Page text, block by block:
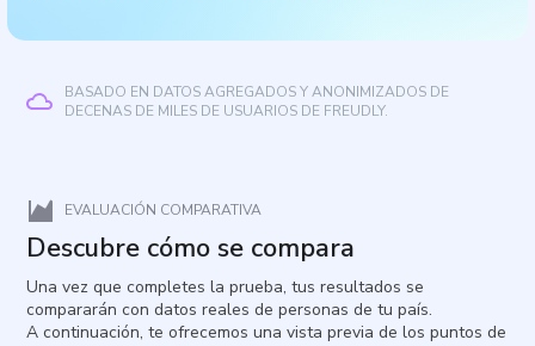
BASADO EN DATOS AGREGADOS Y ANONIMIZADOS DE
DECENAS DE MILES DE USUARIOS DE FREUDLY.
EVALUACIÓN COMPARATIVA
Descubre cómo se compara
Una vez que completes la prueba, tus resultados se
compararán con datos reales de personas de tu país.
A continuación, te ofrecemos una vista previa de los puntos de